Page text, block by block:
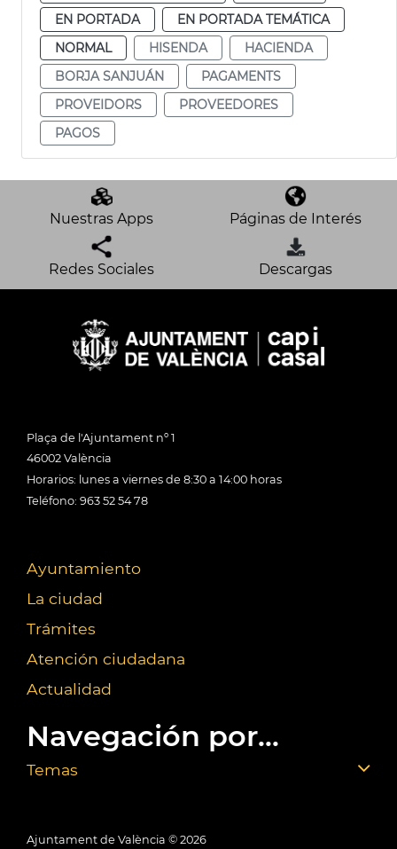
EN PORTADA
EN PORTADA TEMÁTICA
NORMAL
HISENDA
HACIENDA
BORJA SANJUÁN
PAGAMENTS
PROVEIDORS
PROVEEDORES
PAGOS
Nuestras Apps Páginas de Interés
Redes Sociales Descargas
Plaça de l'Ajuntament nº 1
46002 València
Horarios: lunes a viernes de 8:30 a 14:00 horas
Teléfono: 963 52 54 78
Ayuntamiento
La ciudad
Trámites
Atención ciudadana
Actualidad
Navegación por...
Temas
Ajuntament de València © 2026